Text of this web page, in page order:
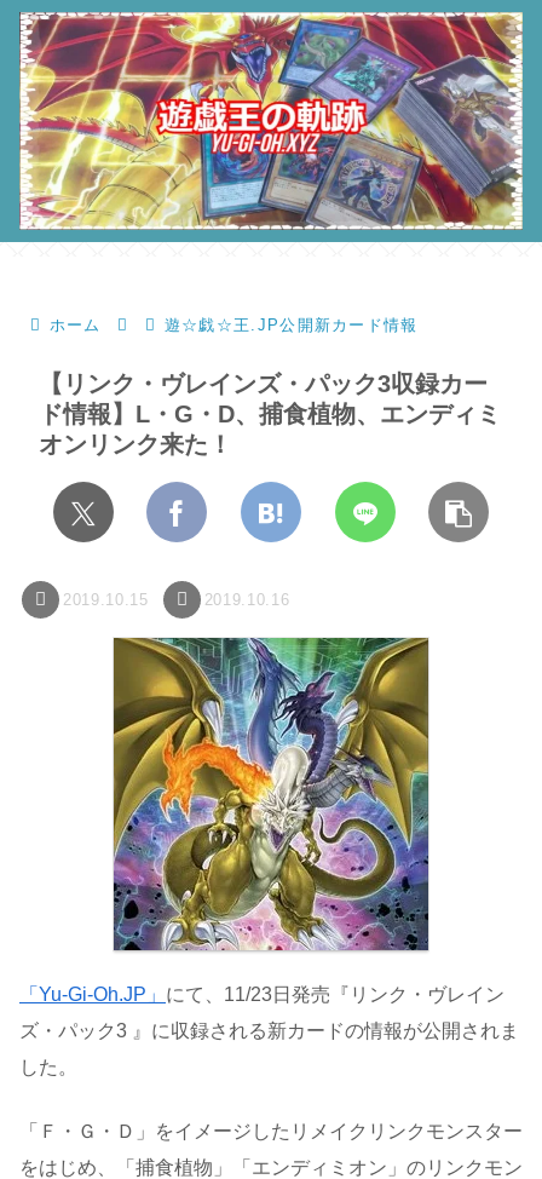
ホーム 遊☆戯☆王.JP公開新カード情報
【リンク・ヴレインズ・パック3収録カー
ド情報】L・G・D、捕食植物、エンディミ
オンリンク来た！
2019.10.15 2019.10.16
「Yu-Gi-Oh.JP」 にて、11/23日発売『リンク・ヴレイン
ズ・パック3 』に収録される新カードの情報が公開されま
した。
「Ｆ・Ｇ・Ｄ」をイメージしたリメイクリンクモンスター
をはじめ、「捕食植物」「エンディミオン」のリンクモン